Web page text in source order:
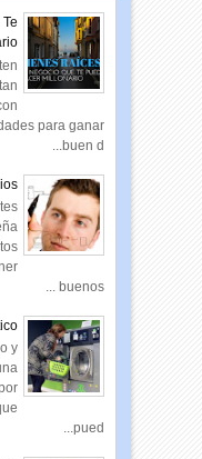
para ganar
buen d...
buenos ...
y
pued...